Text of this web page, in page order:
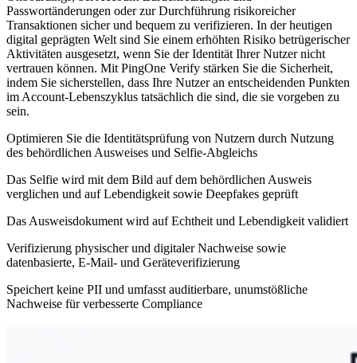
Passwortänderungen oder zur Durchführung risikoreicher
Transaktionen sicher und bequem zu verifizieren. In der heutigen
digital geprägten Welt sind Sie einem erhöhten Risiko betrügerischer
Aktivitäten ausgesetzt, wenn Sie der Identität Ihrer Nutzer nicht
vertrauen können. Mit PingOne Verify stärken Sie die Sicherheit,
indem Sie sicherstellen, dass Ihre Nutzer an entscheidenden Punkten
im Account-Lebenszyklus tatsächlich die sind, die sie vorgeben zu
sein.
Optimieren Sie die Identitätsprüfung von Nutzern durch Nutzung
des behördlichen Ausweises und Selfie-Abgleichs
Das Selfie wird mit dem Bild auf dem behördlichen Ausweis
verglichen und auf Lebendigkeit sowie Deepfakes geprüft
Das Ausweisdokument wird auf Echtheit und Lebendigkeit validiert
Verifizierung physischer und digitaler Nachweise sowie
datenbasierte, E-Mail- und Geräteverifizierung
Speichert keine PII und umfasst auditierbare, unumstößliche
Nachweise für verbesserte Compliance